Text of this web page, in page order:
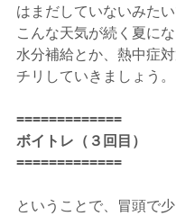
はまだしていないみた
こんな天気が続く夏にな
水分補給とか、熱中症
チリしていきましょう。
=============
ボイトレ（３回目）
=============
ということで、冒頭で